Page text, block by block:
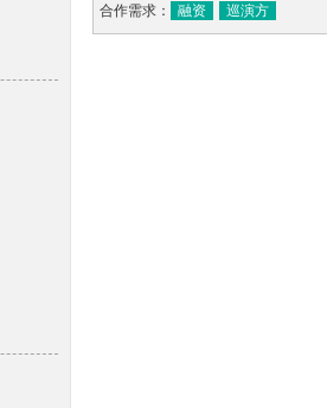
合作需求： 融资 巡演方